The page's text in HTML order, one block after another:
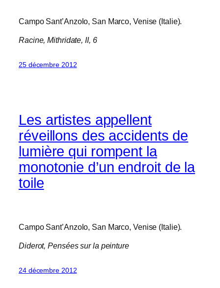
Campo Sant’Anzolo, San Marco, Venise (Italie).
Racine,Mithridate, II, 6
25 décembre 2012
Les artistes appellent
réveillons des accidents de
lumière qui rompent la
monotonie d’un endroit de la
toile
Campo Sant’Anzolo, San Marco, Venise (Italie).
Diderot,Pensées sur la peinture
24 décembre 2012